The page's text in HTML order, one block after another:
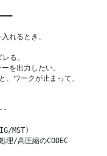
れるとき、
る。
を出力したい。
、ワークが止まって、
MST)
理/高圧縮のCODEC